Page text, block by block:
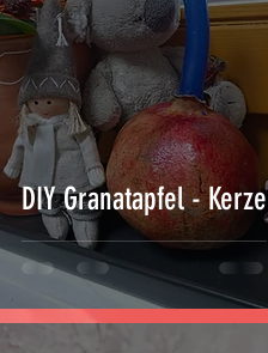
DIY Granatapfel - Kerze